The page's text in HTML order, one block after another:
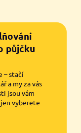
půjčku
– stačí
a my za vás
jsou vám
vyberete